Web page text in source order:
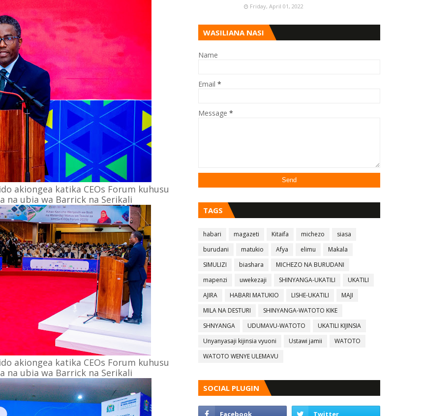
akiongea katika CEOs Forum kuhusu
na ubia wa Barrick na Serikali
akiongea katika CEOs Forum kuhusu
na ubia wa Barrick na Serikali
Friday, April 01, 2022
WASILIANA NASI
Name
Email *
Message *
TAGS
habari magazeti Kitaifa michezo
siasa
burudani
matukio Afya elimu
Makala
SIMULIZI
biashara
MICHEZO NA BURUDANI
mapenzi
uwekezaji SHINYANGA-UKATILI
UKATILI
AJIRA
HABARI MATUKIO LISHE-UKATILI
MAJI
MILA NA DESTURI
SHINYANGA-WATOTO KIKE
SHNYANGA
UDUMAVU-WATOTO
UKATILI KIJINSIA
Unyanyasaji kijinsia vyuoni
Ustawi jamii
WATOTO
WATOTO WENYE ULEMAVU
SOCIAL PLUGIN